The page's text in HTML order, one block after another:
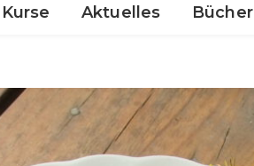
Kurse
Pflanzen für die Seele
Pflanzen für die Seele II
Aktuelles Bücher